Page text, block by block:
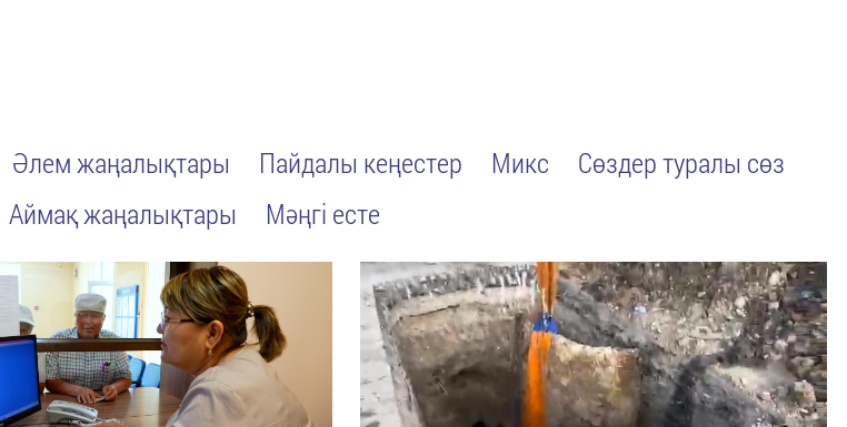
Әлем жаңалықтары Пайдалы кеңестер Микс
Сөздер туралы сөз
Аймақ жаңалықтары Мәңгі есте